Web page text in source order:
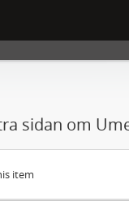
sidan om
item